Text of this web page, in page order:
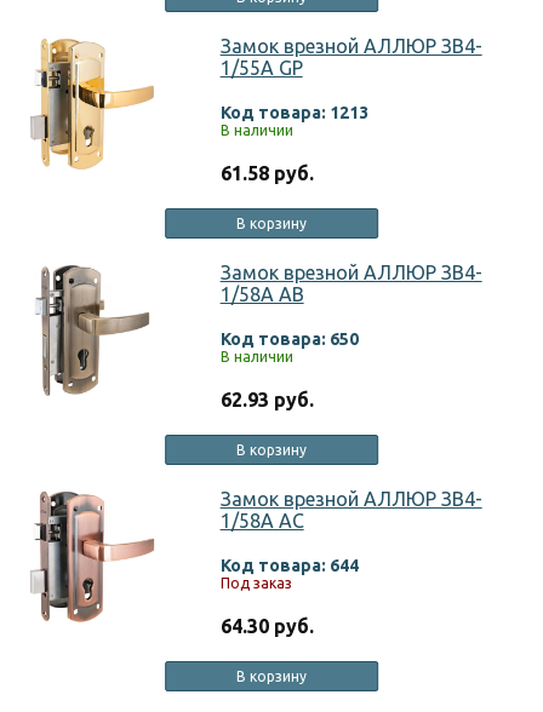
Замок врезной АЛЛЮР ЗВ4-
1/55A GP
Код товара: 1213
В наличии
61.58 руб.
В корзину
Замок врезной АЛЛЮР ЗВ4-
1/58A AB
Код товара: 650
В наличии
62.93 руб.
В корзину
Замок врезной АЛЛЮР ЗВ4-
1/58A AC
Код товара: 644
Под заказ
64.30 руб.
В корзину